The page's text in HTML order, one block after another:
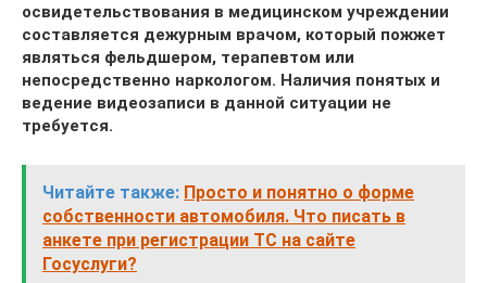
освидетельствования в медицинском учреждении
составляется дежурным врачом, который пожжет
являться фельдшером, терапевтом или
непосредственно наркологом. Наличия понятых и
ведение видеозаписи в данной ситуации не
требуется.
Читайте также: Просто и понятно о форме
собственности автомобиля. Что писать в
анкете при регистрации ТС на сайте
Госуслуги?